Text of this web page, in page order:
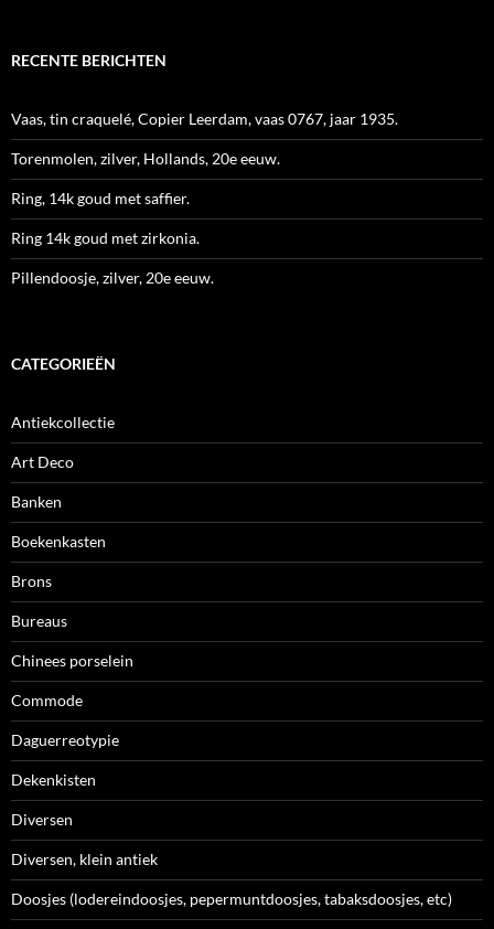
RECENTE BERICHTEN
Vaas, tin craquelé, Copier Leerdam, vaas 0767, jaar 1935.
Torenmolen, zilver, Hollands, 20e eeuw.
Ring, 14k goud met saffier.
Ring 14k goud met zirkonia.
Pillendoosje, zilver, 20e eeuw.
CATEGORIEËN
Antiekcollectie
Art Deco
Banken
Boekenkasten
Brons
Bureaus
Chinees porselein
Commode
Daguerreotypie
Dekenkisten
Diversen
Diversen, klein antiek
Doosjes (lodereindoosjes, pepermuntdoosjes, tabaksdoosjes, etc)